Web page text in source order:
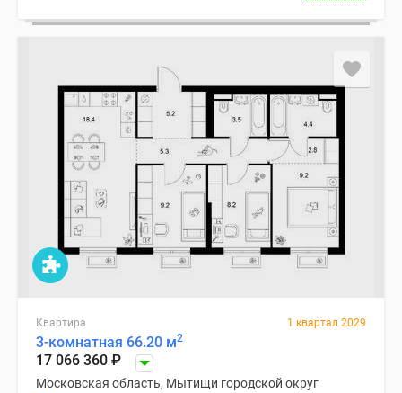
Квартира 1 квартал 2029
3-комнатная 66.20 м2
17 066 360 ₽
Московская область, Мытищи городской округ